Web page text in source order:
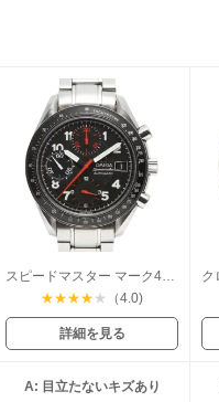
スピードマスター マーク40 デイト
★★★★ ★ （4.0)
詳細を見る
A: 目立たないキズあり